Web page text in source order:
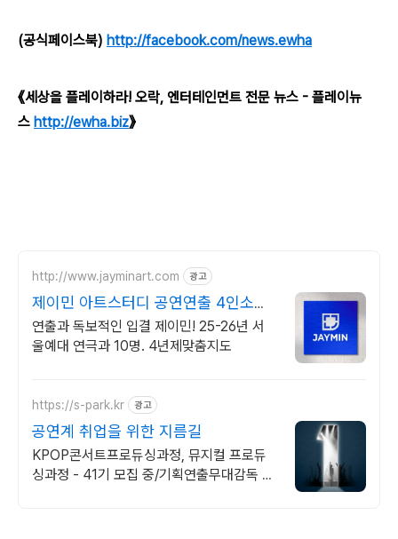
(공식페이스북) http://facebook.com/news.ewha
《세상을 플레이하라! 오락, 엔터테인먼트 전문 뉴스 - 플레이뉴
스 http://ewha.biz》
http://www.jayminart.com 광고
제이민 아트스터디 공연연출 4인소수
정예, 학교별맞춤지도
연출과 독보적인 입결 제이민! 25-26년 서
울예대 연극과 10명. 4년제맞춤지도
https://s-park.kr 광고
공연계 취업을 위한 지름길
KPOP콘서트프로듀싱과정, 뮤지컬 프로듀
싱과정 - 41기 모집 중/기획연출무대감독 세